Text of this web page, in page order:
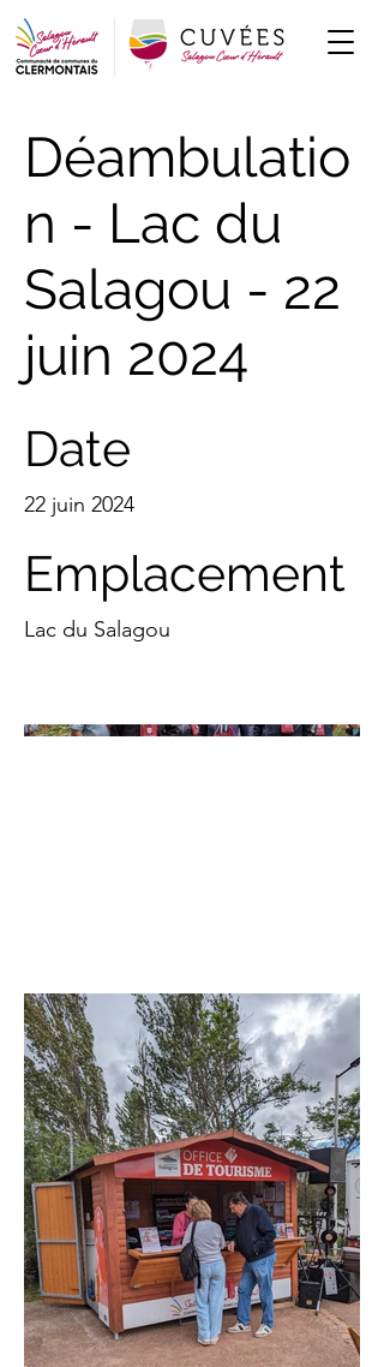
Déambulatio
n - Lac du
Salagou - 22
juin 2024
Date
22 juin 2024
Emplacement
Lac du Salagou